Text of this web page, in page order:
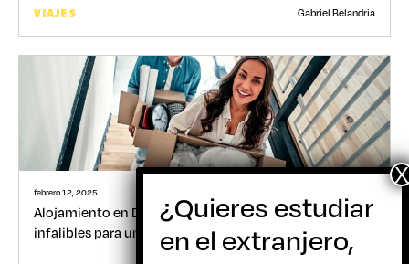
VIAJES Gabriel Belandria
febrero 12, 2025
Alojamiento en Dublín para estudiantes: 5 tips
infalibles para una búsqueda exitosa